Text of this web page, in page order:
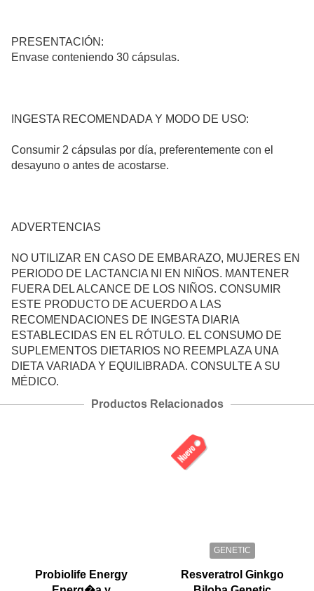
PRESENTACIÓN:
Envase conteniendo 30 cápsulas.
INGESTA RECOMENDADA Y MODO DE USO:
Consumir 2 cápsulas por día, preferentemente con el
desayuno o antes de acostarse.
ADVERTENCIAS
NO UTILIZAR EN CASO DE EMBARAZO, MUJERES EN
PERIODO DE LACTANCIA NI EN NIÑOS. MANTENER
FUERA DEL ALCANCE DE LOS NIÑOS. CONSUMIR
ESTE PRODUCTO DE ACUERDO A LAS
RECOMENDACIONES DE INGESTA DIARIA
ESTABLECIDAS EN EL RÓTULO. EL CONSUMO DE
SUPLEMENTOS DIETARIOS NO REEMPLAZA UNA
DIETA VARIADA Y EQUILIBRADA. CONSULTE A SU
MÉDICO.
Productos Relacionados
Probiolife Energy
GENETIC
Resveratrol Ginkgo